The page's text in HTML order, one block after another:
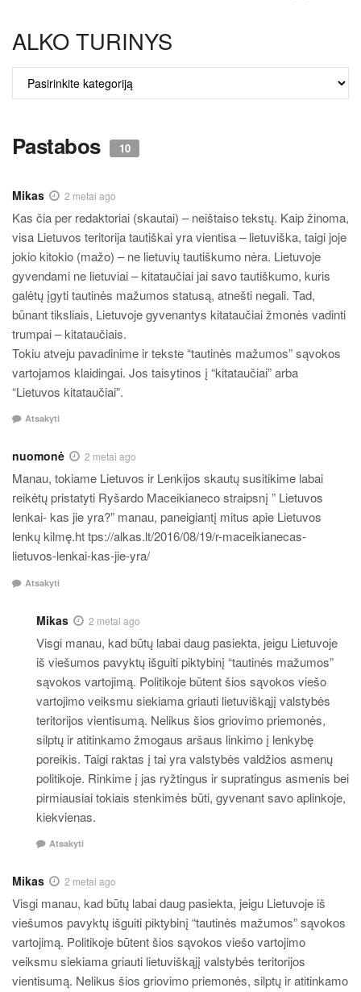
ALKO TURINYS
TURINYS
Pastabos 10
Mikas 2 metai ago
Kas čia per redaktoriai (skautai) – neištaiso tekstų. Kaip žinoma,
visa Lietuvos teritorija tautiškai yra vientisa – lietuviška, taigi joje
jokio kitokio (mažo) – ne lietuvių tautiškumo nėra. Lietuvoje
gyvendami ne lietuviai – kitataučiai jai savo tautiškumo, kuris
galėtų įgyti tautinės mažumos statusą, atnešti negali. Tad,
būnant tiksliais, Lietuvoje gyvenantys kitataučiai žmonės vadinti
trumpai – kitataučiais.
Tokiu atveju pavadinime ir tekste “tautinės mažumos” sąvokos
vartojamos klaidingai. Jos taisytinos į “kitataučiai” arba
“Lietuvos kitataučiai”.
Atsakyti
nuomonė 2 metai ago
Manau, tokiame Lietuvos ir Lenkijos skautų susitikime labai
reikėtų pristatyti Ryšardo Maceikianeco straipsnį ” Lietuvos
lenkai- kas jie yra?” manau, paneigiantį mitus apie Lietuvos
lenkų kilmę.ht tps://alkas.lt/2016/08/19/r-maceikianecas-
lietuvos-lenkai-kas-jie-yra/
Atsakyti
Mikas 2 metai ago
Visgi manau, kad būtų labai daug pasiekta, jeigu Lietuvoje
iš viešumos pavyktų išguiti piktybinį “tautinės mažumos”
sąvokos vartojimą. Politikoje būtent šios sąvokos viešo
vartojimo veiksmu siekiama griauti lietuviškąjį valstybės
teritorijos vientisumą. Nelikus šios griovimo priemonės,
silptų ir atitinkamo žmogaus aršaus linkimo į lenkybę
poreikis. Taigi raktas į tai yra valstybės valdžios asmenų
politikoje. Rinkime į jas ryžtingus ir supratingus asmenis bei
pirmiausiai tokiais stenkimės būti, gyvenant savo aplinkoje,
kiekvienas.
Atsakyti
Mikas 2 metai ago
Visgi manau, kad būtų labai daug pasiekta, jeigu Lietuvoje iš
viešumos pavyktų išguiti piktybinį “tautinės mažumos” sąvokos
vartojimą. Politikoje būtent šios sąvokos viešo vartojimo
veiksmu siekiama griauti lietuviškąjį valstybės teritorijos
vientisumą. Nelikus šios griovimo priemonės, silptų ir atitinkamo